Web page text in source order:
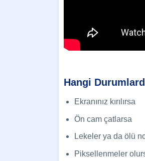
Hangi
Ekranınız kırılırsa
Ön cam çatlarsa
Lekeler ya da ölü
Piksellenmeler